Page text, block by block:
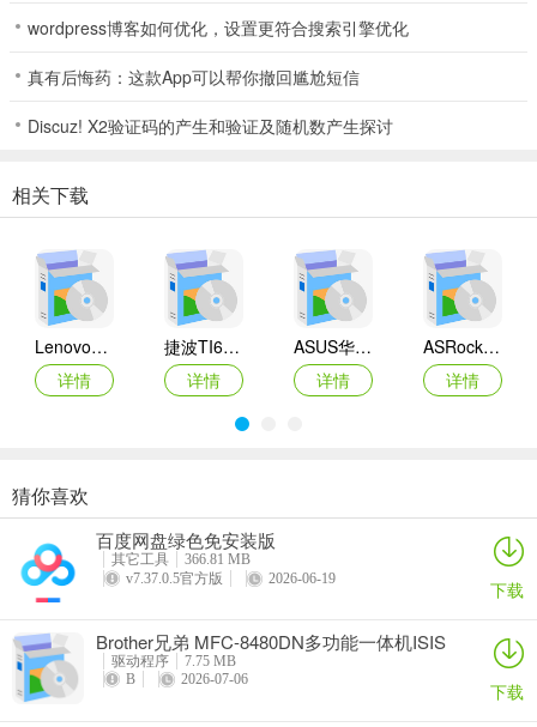
wordpress博客如何优化，设置更符合搜索引擎优化
真有后悔药：这款App可以帮你撤回尴尬短信
Discuz! X2验证码的产生和验证及随机数产生探讨
相关下载
Lenovo联想 Ideapad Z465/Z565系列笔记本 声卡驱动
详情
捷波TI61AG-A主板BIOS
详情
ASUS华硕F1A55-M LX3 R2.0主板BIOS
详情
ASRock华擎IMB-A160主板BIOS
详情
奥睿科PAS3062-2E/PAS3062-2S/PAS3064-2S2E系列扩展卡驱动
详情
Canon佳能 PowerShot A310 WIA驱动
详情
AMD Mobility Radeon HD 2000/HD 3000/HD 4000/HD 5000系列移动显卡催化剂驱动
映泰Hi-Fi H77S 5.x主板BIOS
猜你喜欢
百度网盘绿色免安装版
其它工具
366.81 MB
v7.37.0.5官方版
2026-06-19 下载
Brother兄弟 MFC-8480DN多功能一体机ISIS
驱动
驱动程序
7.75 MB
B
2026-07-06 下载